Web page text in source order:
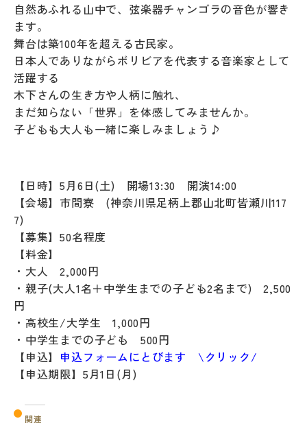
自然あふれる山中で、弦楽器チャンゴラの音色が響き
ます。
舞台は築100年を超える古民家。
日本人でありながらボリビアを代表する音楽家として
活躍する
木下さんの生き方や人柄に触れ、
まだ知らない「世界」を体感してみませんか。
子どもも大人も一緒に楽しみましょう♪
【日時】5月6日(土) 開場13:30 開演14:00
【会場】市間寮 (神奈川県足柄上郡山北町皆瀬川117
7)
【募集】50名程度
【料金】
・大人 2,000円
・親子(大人1名＋中学生までの子ども2名まで) 2,500
円
・高校生/大学生 1,000円
・中学生までの子ども 500円
【申込】 申込フォームにとびます \クリック/
【申込期限】5月1日(月)
関連